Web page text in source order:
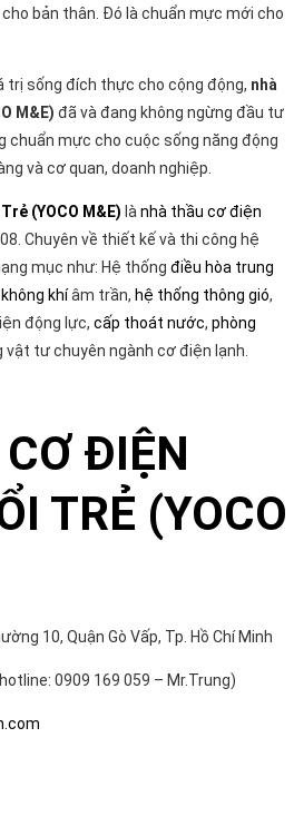
bản thân. Đó là chuẩn mực mới cho
trị sống đích thực cho cộng động, nhà
M&E) đã và đang không ngừng đầu tư
chuẩn mực cho cuộc sống năng động
và cơ quan, doanh nghiệp.
(YOCO M&E) là nhà thầu cơ điện
Chuyên về thiết kế và thi công hệ
mục như: Hệ thống điều hòa trung
khíâm trần, hệ thống thông gió,
động lực, cấp thoát nước, phòng
vật tư chuyên ngành cơ điện lạnh.
ĐIỆN
TRẺ (YOCO
10, Quận Gò Vấp, Tp. Hồ Chí Minh
0909 169 059 – Mr.Trung)